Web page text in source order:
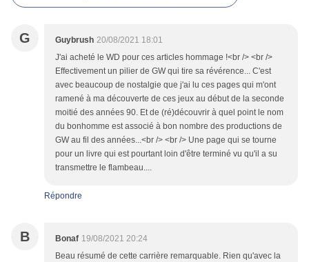
G Guybrush 20/08/2021 18:01
J'ai acheté le WD pour ces articles hommage !<br /> <br />
Effectivement un pilier de GW qui tire sa révérence... C'est
avec beaucoup de nostalgie que j'ai lu ces pages qui m'ont
ramené à ma découverte de ces jeux au début de la seconde
moitié des années 90. Et de (ré)découvrir à quel point le nom
du bonhomme est associé à bon nombre des productions de
GW au fil des années...<br /> <br /> Une page qui se tourne
pour un livre qui est pourtant loin d'être terminé vu qu'il a su
transmettre le flambeau....
Répondre
B Bonaf 19/08/2021 20:24
Beau résumé de cette carrière remarquable. Rien qu'avec la